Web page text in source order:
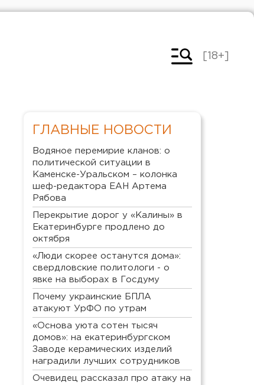
[18+]
ГЛАВНЫЕ НОВОСТИ
Водяное перемирие кланов: о
политической ситуации в
Каменске-Уральском – колонка
шеф-редактора ЕАН Артема
Рябова
Перекрытие дорог у «Калины» в
Екатеринбурге продлено до
октября
«Люди скорее останутся дома»:
свердловские политологи - о
явке на выборах в Госдуму
Почему украинские БПЛА
атакуют УрФО по утрам
«Основа уюта сотен тысяч
домов»: на екатеринбургском
Заводе керамических изделий
наградили лучших сотрудников
Очевидец рассказал про атаку на